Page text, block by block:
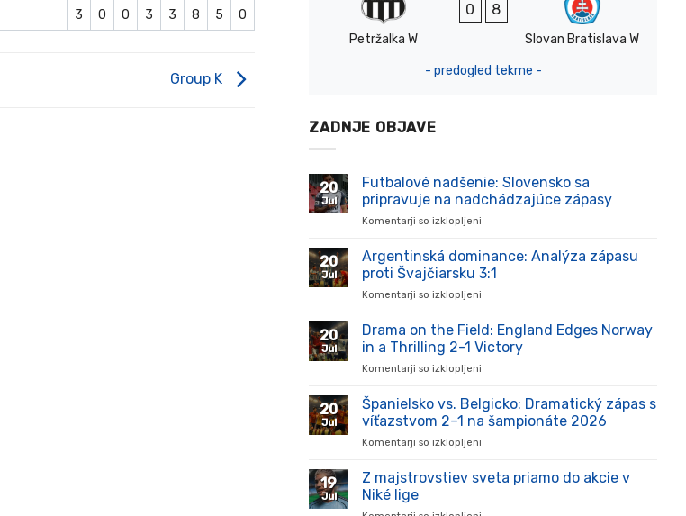
3 0 0 3 3 8 5 0
Group K
Petržalka W
0 8
Slovan Bratislava W
- predogled tekme -
ZADNJE OBJAVE
20
Jul
Futbalové nadšenie: Slovensko sa
pripravuje na nadchádzajúce zápasy
Komentarji so izklopljeni
nadšenie:
Slovensko
nadchádzajúce
zápasy
20
Jul
Argentinská dominance: Analýza zápasu
proti Švajčiarsku 3:1
Komentarji so izklopljeni
dominance:
Analýza
zápasu
3:1
20
Jul
Drama on the Field: England Edges Norway
in a Thrilling 2-1 Victory
Komentarji so izklopljeni
on
the
Field:
Norway
20
Jul
Španielsko vs. Belgicko: Dramatický zápas s
víťazstvom 2–1 na šampionáte 2026
Komentarji so izklopljeni
vs.
Belgicko:
19
Jul
Z majstrovstiev sveta priamo do akcie v
Niké lige